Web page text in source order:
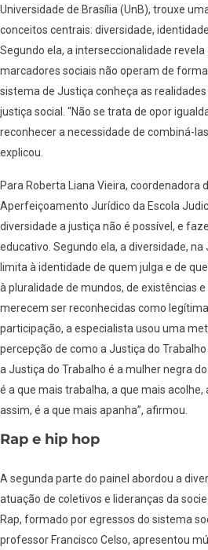
Universidade de Brasília (UnB), trouxe
conceitos centrais: diversidade,
Segundo ela, a interseccionalidade
marcadores sociais não operam de
sistema de Justiça conheça as
justiça social. “Não se trata de opor
reconhecer a necessidade de combiná-
explicou.
Para Roberta Liana Vieira, coordenadora
Aperfeiçoamento Jurídico da Escola
diversidade a justiça não é possível, e
educativo. Segundo ela, a diversidade,
limita à identidade de quem julga e de
à pluralidade de mundos, de existências
merecem ser reconhecidas como
participação, a especialista usou uma
percepção de como a Justiça do
a Justiça do Trabalho é a mulher negra
é a que mais trabalha, a que mais
assim, é a que mais apanha”, afirmou.
Rap e hip hop
A segunda parte do painel abordou a
atuação de coletivos e lideranças da
Rap, formado por egressos do sistema
professor Francisco Celso, apresentou